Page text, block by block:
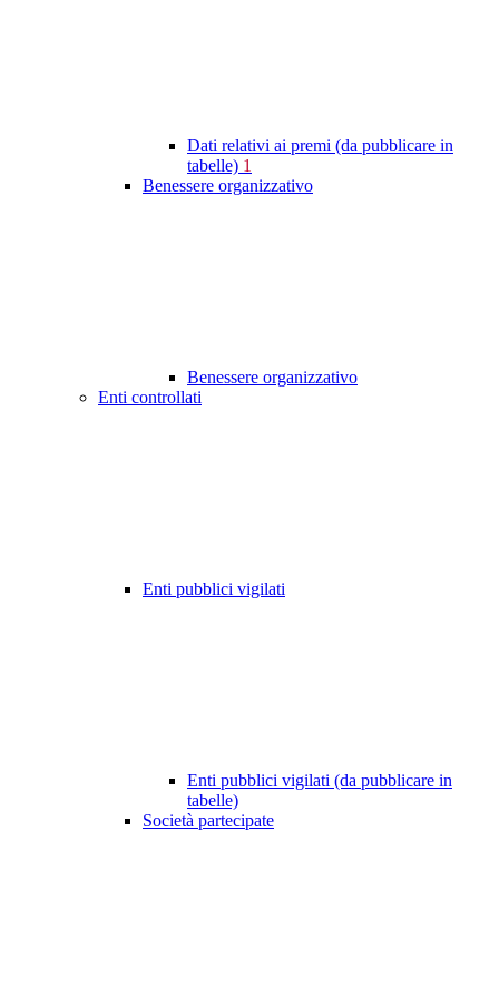
Dati relativi ai premi (da pubblicare in
tabelle) 1
Benessere organizzativo
Benessere organizzativo
Enti controllati
Enti pubblici vigilati
Enti pubblici vigilati (da pubblicare in
tabelle)
Società partecipate